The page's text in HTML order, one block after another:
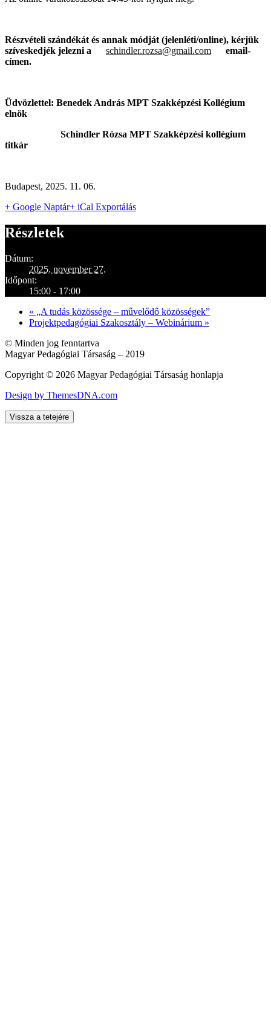
Részvételi szándékát és annak módját (jelenléti/online), kérjük
szíveskedjék jelezni a schindler.rozsa@gmail.com
email-
címen.
Üdvözlettel: Benedek András MPT Szakképzési Kollégium
elnök
Schindler Rózsa MPT Szakképzési kollégium
titkár
Budapest, 2025. 11. 06.
+ Google Naptár+ iCal Exportálás
Részletek
Dátum:
2025. november 27.
Időpont:
15:00 - 17:00
« „A tudás közössége – művelődő közösségek”
Projektpedagógiai Szakosztály – Webinárium »
© Minden jog fenntartva
Magyar Pedagógiai Társaság – 2019
Copyright © 2026 Magyar Pedagógiai Társaság honlapja
Design by ThemesDNA.com
Vissza a tetejére